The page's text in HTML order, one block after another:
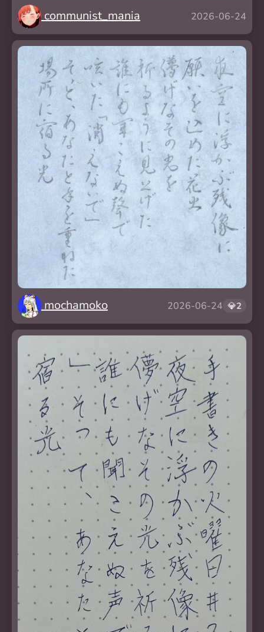
communist_mania 2026-06-24
mochamoko 2026-06-24 💎2